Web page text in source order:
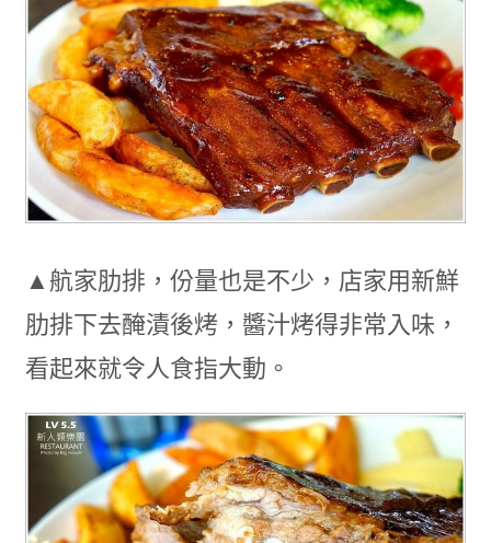
▲航家肋排，份量也是不少，店家用新鮮
肋排下去醃漬後烤，醬汁烤得非常入味，
看起來就令人食指大動。